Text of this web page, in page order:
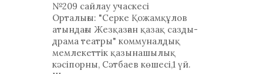
№209 сайлау учаскесі
Орталығы: "Серке Қожамқұлов
атындағы Жезқазған қазақ сазды-
драма театры" коммуналдық
мемлекеттік қазынашылық
кәсіпорны, Сәтбаев көшесі,1 үй.